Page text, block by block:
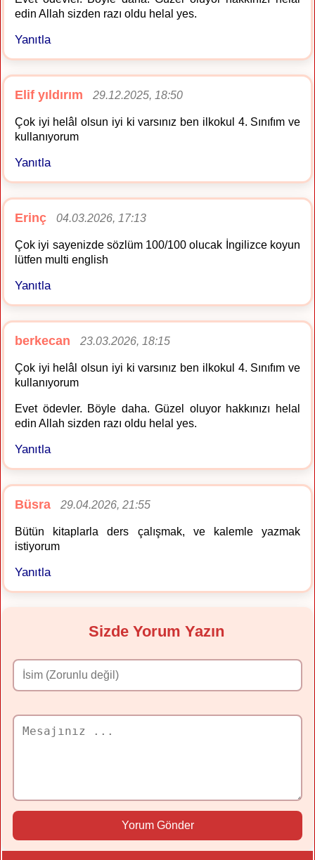
edin Allah sizden razı oldu helal yes.
Yanıtla
Elif yıldırım 29.12.2025, 18:50
Çok iyi helâl olsun iyi ki varsınız ben ilkokul 4. Sınıfım ve
kullanıyorum
Yanıtla
Erinç 04.03.2026, 17:13
Çok iyi sayenizde sözlüm 100/100 olucak İngilizce koyun
lütfen multi english
Yanıtla
berkecan 23.03.2026, 18:15
Çok iyi helâl olsun iyi ki varsınız ben ilkokul 4. Sınıfım ve
kullanıyorum
Evet ödevler. Böyle daha. Güzel oluyor hakkınızı helal
edin Allah sizden razı oldu helal yes.
Yanıtla
Büsra 29.04.2026, 21:55
Bütün kitaplarla ders çalışmak, ve kalemle yazmak
istiyorum
Yanıtla
Sizde Yorum Yazın
Yorum Gönder